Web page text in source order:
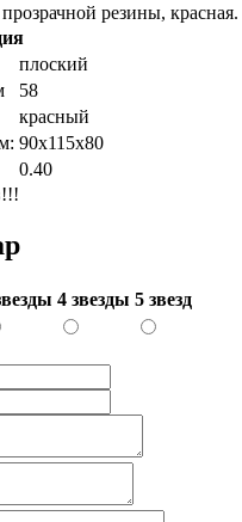
резины, красная.
плоский
58
красный
90х115х80
0.40
4 звезды 5 звезд